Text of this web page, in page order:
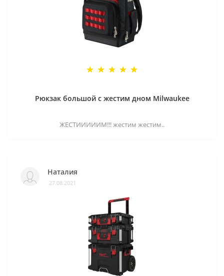
Рюкзак большой с жестим дном Milwaukee
ЖЕСТИИИИИМ!!! жестим жестим..
Наталия
27.08.2021